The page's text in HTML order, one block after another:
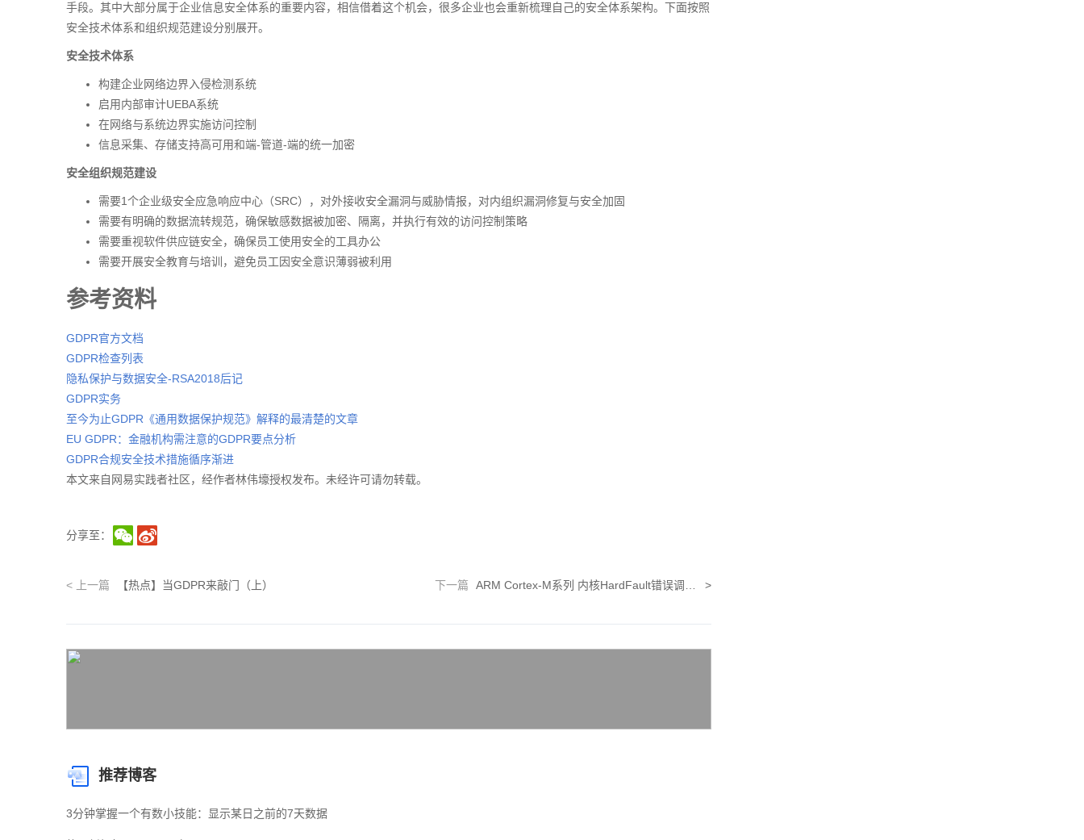
手段。其中大部分属于企业信息安全体系的重要内容，相信借着这个机会，很多企业也会重新梳理自己的安全体系架构。下面按照
安全技术体系和组织规范建设分别展开。
安全技术体系
构建企业网络边界入侵检测系统
启用内部审计UEBA系统
在网络与系统边界实施访问控制
信息采集、存储支持高可用和端-管道-端的统一加密
安全组织规范建设
需要1个企业级安全应急响应中心（SRC），对外接收安全漏洞与威胁情报，对内组织漏洞修复与安全加固
需要有明确的数据流转规范，确保敏感数据被加密、隔离，并执行有效的访问控制策略
需要重视软件供应链安全，确保员工使用安全的工具办公
需要开展安全教育与培训，避免员工因安全意识薄弱被利用
参考资料
GDPR官方文档
GDPR检查列表
隐私保护与数据安全-RSA2018后记
GDPR实务
至今为止GDPR《通用数据保护规范》解释的最清楚的文章
EU GDPR：金融机构需注意的GDPR要点分析
GDPR合规安全技术措施循序渐进
本文来自网易实践者社区，经作者林伟壕授权发布。未经许可请勿转载。
分享至：
< 上一篇 【热点】当GDPR来敲门（上） 下一篇 >
推荐博客
3分钟掌握一个有数小技能：显示某日之前的7天数据